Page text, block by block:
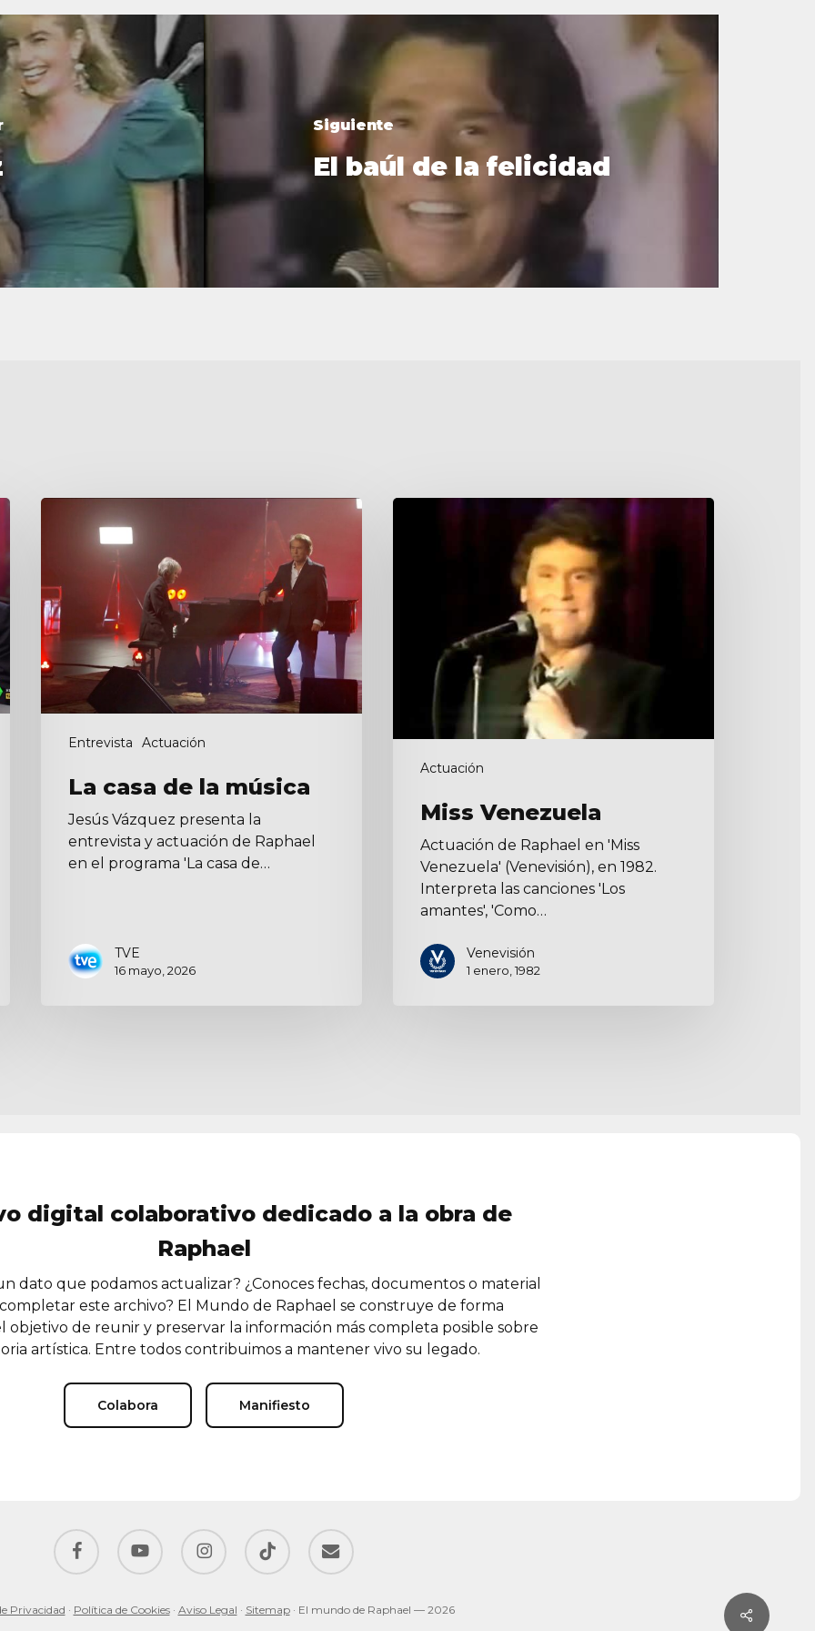
Siguiente
El baúl de la felicidad
Entrevista Actuación
La
música
La casa de la música
Jesús Vázquez presenta la
entrevista y actuación de Raphael
en el programa 'La casa de…
TVE
16 mayo, 2026
Actuación
Miss
Miss Venezuela
Actuación de Raphael en 'Miss
Venezuela' (Venevisión), en 1982.
Interpreta las canciones 'Los
amantes', 'Como…
Venevisión
1 enero, 1982
Share
digital colaborativo dedicado a la obra de
Raphael
dato que podamos actualizar? ¿Conoces fechas, documentos o material
este archivo? El Mundo de Raphael se construye de forma
objetivo de reunir y preservar la información más completa posible sobre
artística. Entre todos contribuimos a mantener vivo su legado.
Colabora Manifiesto
facebook youtube instagram tiktok email
Privacidad · Política de Cookies· Aviso Legal · Sitemap· El mundo de Raphael — 2026